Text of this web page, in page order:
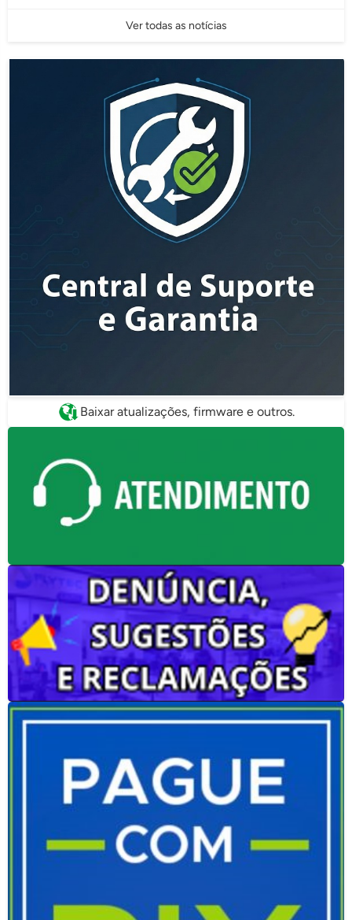
Ver todas as notícias
Baixar atualizações, firmware e outros.